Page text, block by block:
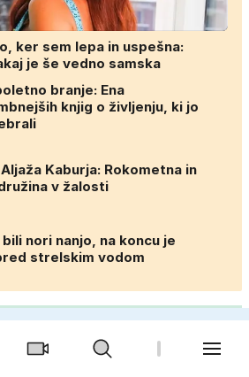
ker sem lepa in uspešna:
je še vedno samska
branje: Ena
knjig o življenju, ki jo
Kaburja: Rokometna in
v žalosti
nori nanjo, na koncu je
strelskim vodom